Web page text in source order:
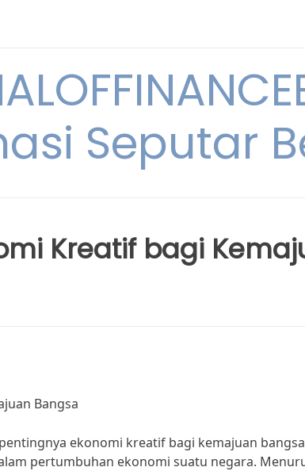
Seputar
Kreatif bagi
Bangsa
ekonomi kreatif bagi kemajuan
pertumbuhan ekonomi suatu negara.